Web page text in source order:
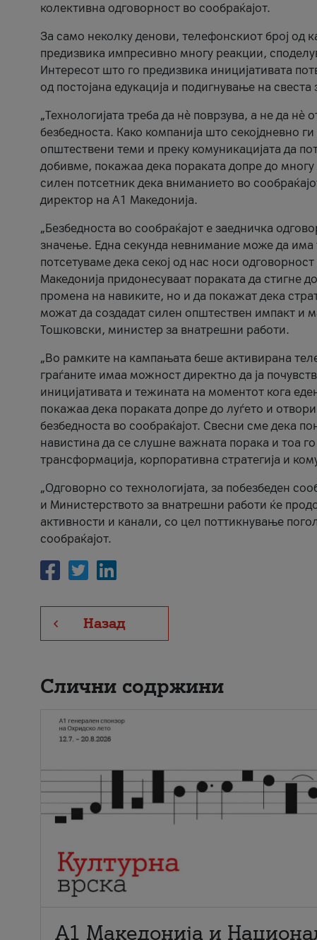
колективна одговорност во сообраќајот.
За само неколку денови, телефонскиот број од
предизвика импресивно многу реакции,
Интересот што го предизвика иницијативата
од постојана едукација и подигнување на свеста
„Технологијата треба да нè поврзува, а не да
безбедноста. Како компанија што секојдневно
општествени теми и преку комуникацијата да
добивме, покажаа дека пораката допре до
силен потсетник дека вниманието во
директор на А1 Македонија.
„Безбедноста во сообраќајот е заедничка
значење. Една секунда невнимание може да има
потсетуваме дека секој од нас носи
Македонија придонесуваат пораката да стигне
промена на навиките, но и да покажат дека
можат да создадат силен општествен импакт и
Тошковски, министер за внатрешни работи.
„Во рамките на кампањата беше активирана
граѓаните имаа можност директно да ја
иницијативата и тежината на моментот кога
покажаа дека пораката допре до луѓето и
безбедноста во сообраќајот. Свесни сме дека
навистина да се слушне важната порака и тоа
трансформација, корпоративна стратегија и
„Одговорно со технологијата, за побезбеден
и Министерството за внатрешни работи ќе
активности и канали, со цел поттикнување
сообраќајот.
Назад
Слични содржини
А1 Македонија и